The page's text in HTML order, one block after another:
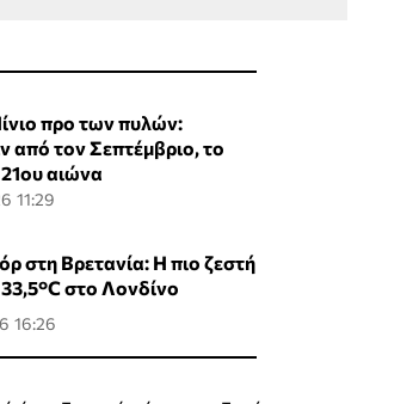
προ των πυλών:
από τον Σεπτέμβριο, το
αιώνα
11:29
στη Βρετανία: Η πιο ζεστή
στο Λονδίνο
16:26